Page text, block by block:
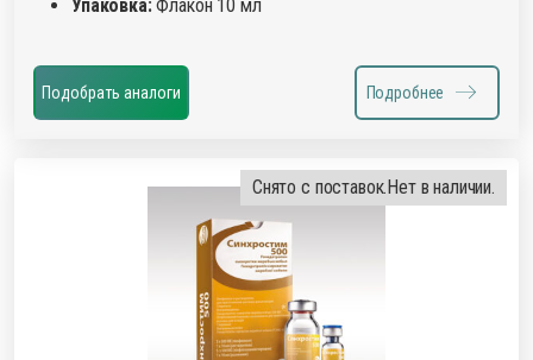
Упаковка:Флакон 10 мл
Подобрать аналоги Подробнее
Снято с поставок.Нет в наличии.